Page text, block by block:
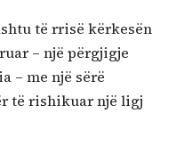
të rrisë kërkesën
– një përgjigje
– me një sërë
të rishikuar një ligj